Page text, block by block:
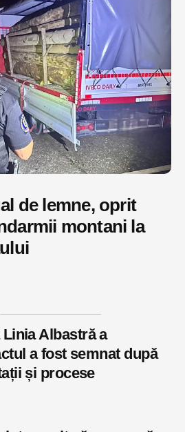
de lemne, oprit
montani la
Albastră a
a fost semnat după
și procese